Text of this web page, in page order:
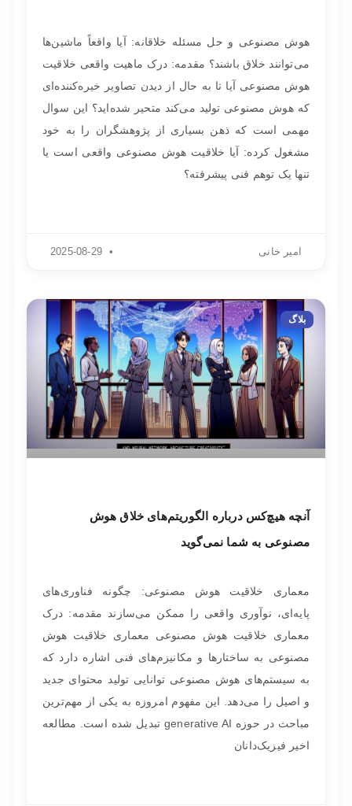
هوش مصنوعی و حل مسئله خلاقانه: آیا واقعاً ماشین‌ها
می‌توانند خلاق باشند؟ مقدمه: درک ماهیت واقعی خلاقیت
هوش مصنوعی آیا تا به حال از دیدن تصاویر خیره‌کننده‌ای
که هوش مصنوعی تولید می‌کند متحیر شده‌اید؟ این سوال
مهمی است که ذهن بسیاری از پژوهشگران را به خود
مشغول کرده: آیا خلاقیت هوش مصنوعی واقعی است یا
تنها یک توهم فنی پیشرفته؟
امیر خانی
بلاگ
آنچه هیچ‌کس درباره الگوریتم‌های خلاق هوش
مصنوعی به شما نمی‌گوید
معماری خلاقیت هوش مصنوعی: چگونه فناوری‌های
پایه‌ای، نوآوری واقعی را ممکن می‌سازند مقدمه: درک
معماری خلاقیت هوش مصنوعی معماری خلاقیت هوش
مصنوعی به ساختارها و مکانیزم‌های فنی اشاره دارد که
به سیستم‌های هوش مصنوعی توانایی تولید محتوای جدید
و اصیل را می‌دهد. این مفهوم امروزه به یکی از مهم‌ترین
مباحث در حوزه generative AI تبدیل شده است. مطالعه
اخیر فیزیک‌دانان